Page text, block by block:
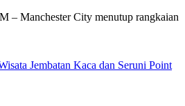
Manchester City menutup rangkaian
Jembatan Kaca dan Seruni Point